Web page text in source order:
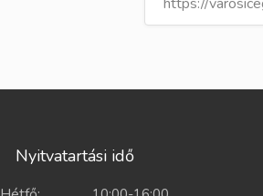
Nyitvatartási idő